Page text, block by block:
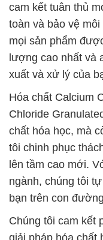
cam kết tuân thủ
toàn và bảo vệ
mọi sản phẩm
lượng cao nhất và
xuất và xử lý của
Hóa chất Calcium
Chloride
chất hóa học, mà
tôi chinh phục
lên tầm cao mới.
ngành, chúng tôi
bạn trên con
Chúng tôi cam kết
giải pháp hóa chất